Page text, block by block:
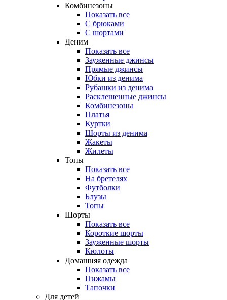
Комбинезоны
Показать все
С брюками
С шортами
Деним
Показать все
Зауженные джинсы
Прямые джинсы
Юбки из денима
Рубашки из денима
Расклешенные джинсы
Комбинезоны
Платья
Куртки
Шорты из денима
Жакеты
Жилеты
Топы
Показать все
На бретелях
Футболки
Блузы
Топы
Шорты
Показать все
Короткие шорты
Зауженные шорты
Кюлоты
Домашняя одежда
Показать все
Пижамы
Тапочки
Для детей